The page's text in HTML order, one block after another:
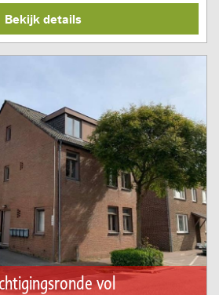
Bekijk details
vol